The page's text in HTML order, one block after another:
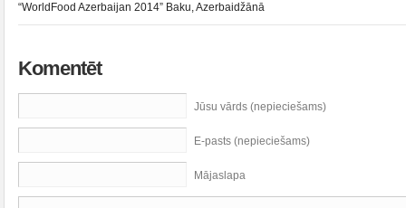
“WorldFood Azerbaijan 2014” Baku, Azerbaidžānā
Komentēt
Jūsu vārds (nepieciešams)
E-pasts (nepieciešams)
Mājaslapa